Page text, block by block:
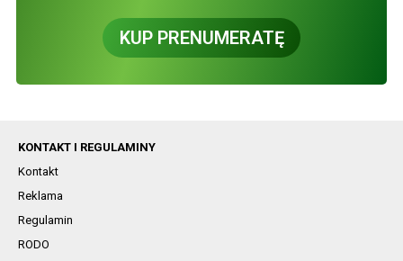
KUP PRENUMERATĘ
KONTAKT I REGULAMINY
Kontakt
Reklama
Regulamin
RODO